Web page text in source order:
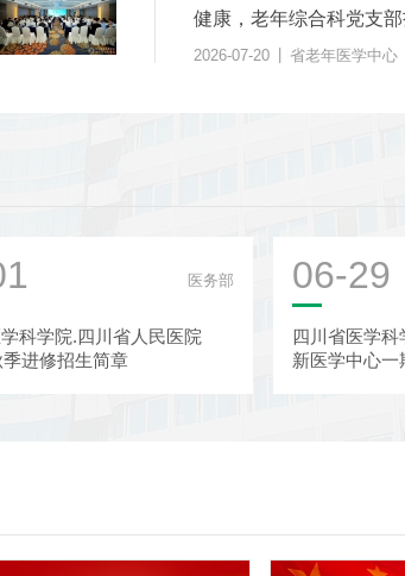
07-21 | 感染科
健康，老年综合科党支
进“桑榆之美 综合护航”党
2026-07-20 省老年医学中心
医务部
科学院.四川省人民医院
季进修招生简章
06-29
四川省医学科
新医学中心一